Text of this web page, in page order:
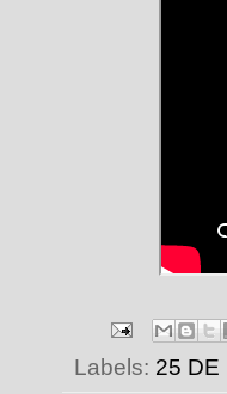
Labels: 25 DE